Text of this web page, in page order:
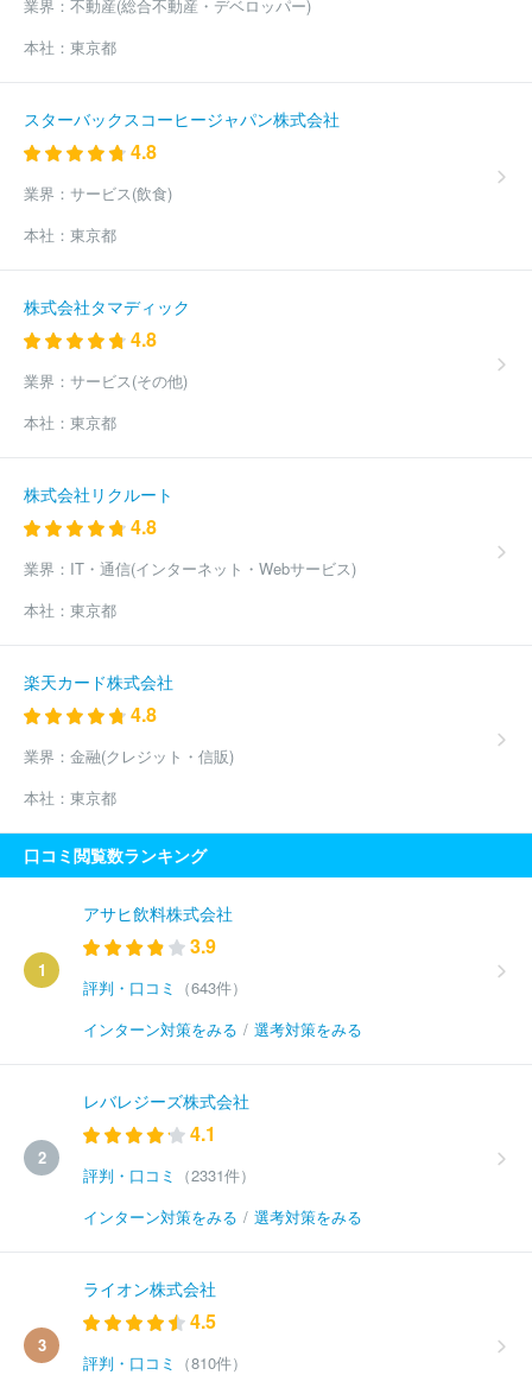
業界： 不動産(総合不動産・デベロッパー)
本社： 東京都
スターバックスコーヒージャパン株式会社
4.8
業界： サービス(飲食)
本社： 東京都
株式会社タマディック
4.8
業界： サービス(その他)
本社： 東京都
株式会社リクルート
4.8
業界： IT・通信(インターネット・Webサービス)
本社： 東京都
楽天カード株式会社
4.8
業界： 金融(クレジット・信販)
本社： 東京都
口コミ閲覧数ランキング
1
アサヒ飲料株式会社
3.9
評判・口コミ
（643件）
インターン対策をみる / 選考対策をみる
2
レバレジーズ株式会社
4.1
評判・口コミ
（2331件）
インターン対策をみる / 選考対策をみる
3
ライオン株式会社
4.5
評判・口コミ
（810件）